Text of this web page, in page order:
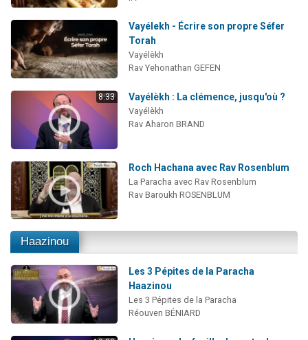
Vayélekh - Écrire son propre Séfer
Torah
Vayélèkh
Rav Yehonathan GEFEN
8:33 Vayélèkh : La clémence, jusqu'où ?
Vayélèkh
Rav Aharon BRAND
Roch Hachana avec Rav Rosenblum
La Paracha avec Rav Rosenblum
Rav Baroukh ROSENBLUM
Haazinou
Les 3 Pépites de la Paracha
Haazinou
Les 3 Pépites de la Paracha
Réouven BÉNIARD